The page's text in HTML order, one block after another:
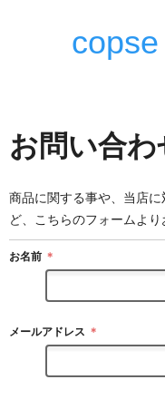
お問い合わ
商品に関する事や、当店
ど、こちらのフォームより
お名前 ＊
メールアドレス ＊